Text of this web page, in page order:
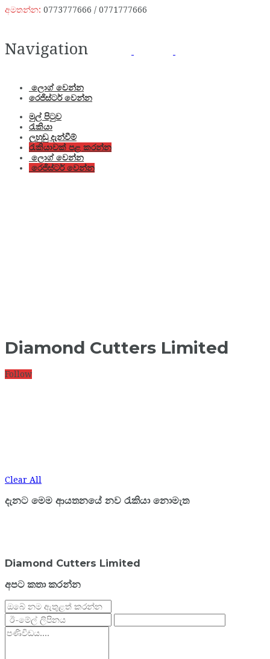
අමතන්න: 0773777666 / 0771777666
Navigation
ලොග් වෙන්න
රෙජිස්ටර් වෙන්න
මුල් පිටුව
රැකියා
ලුහුඬු දැන්වීම්
රැකියාවක් පළ කරන්න
ලොග් වෙන්න
රෙජිස්ටර් වෙන්න
Diamond Cutters Limited
Follow
Clear All
දැනට මෙම ආයතනයේ නව රැකියා නොමැත
Diamond Cutters Limited
අපට කතා කරන්න